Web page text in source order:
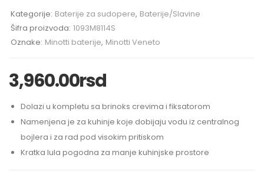
Kategorije: Baterije za sudopere, Baterije/Slavine
Šifra proizvoda: 1093M8114S
Oznake: Minotti baterije, Minotti Veneto
3,960.00rsd
Dolazi u kompletu sa brinoks crevima i fiksatorom
Namenjena je za kuhinje koje dobijaju vodu iz centralnog
bojlera i za rad pod visokim pritiskom
Kratka lula pogodna za manje kuhinjske prostore